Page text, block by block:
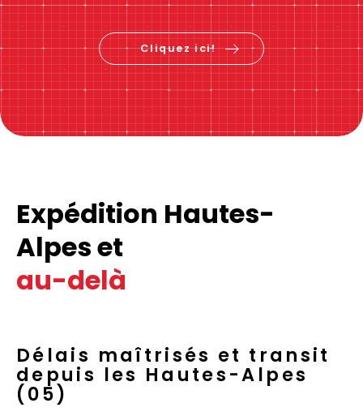
Cliquez ici!
Expédition Hautes-
Alpes et
au-delà
Délais maîtrisés et transit
depuis les Hautes-Alpes
(05)